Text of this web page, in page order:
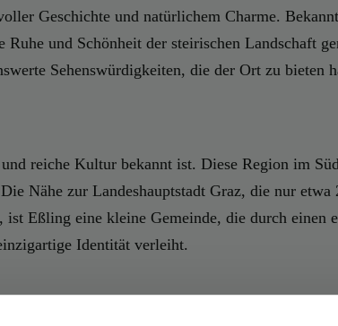
Geschichte und natürlichem Charme.
und Schönheit der steirischen Landschaft
Sehenswürdigkeiten, die der Ort zu bieten
reiche Kultur bekannt ist. Diese Region im
Nähe zur Landeshauptstadt Graz, die nur
Eßling eine kleine Gemeinde, die durch einen
Identität verleiht.